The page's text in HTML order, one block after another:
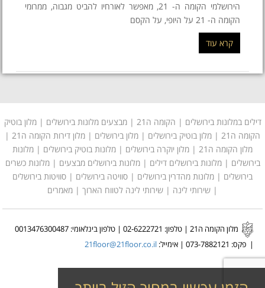
הירושלמי הקומה ה- 21, מאפשר לאורחיו להביט מגבוה, ממרומי
הקומה ה- 21 על היופי, על הקסם
קרא עוד
דילים במלונות בירושלים | הקומה ה21 |מבצעים מלונות בירושלים | מלון בוטיק
הקומה ה21 |
מלון בוטיק בירושלים | מלון בירושלים | מלון דירות הקומה ה21 |
מלון הקומה ה21
| מלון יוקרה בירושלים | מלונות בוטיק בירושלים | מלונות
בירושלים |מלונות בירושלים דילים |מלונות בירושלים מבצעים |מלונות כשרים
בירושלים | מלונות מהדרין בירושלים | סוויטה בירושלים | סוויטות בירושלים
| שירותי לינה | שירותי לינה לטווח הארוך | מאמרים
מלון הקומה ה21 | טלפון: 02-6222721 | טלפון בינלאומי: 0013476300487
| פקס: 0 73-7882121 | אימייל: 21floor@21floor.co.il